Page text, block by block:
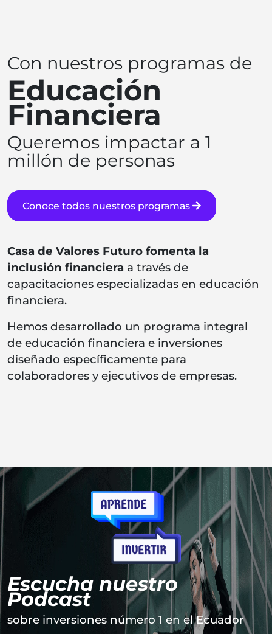
Con nuestros programas de
Educación
Financiera
Queremos impactar a 1
millón de personas
Conoce todos nuestros programas
Casa de Valores Futuro fomenta la
inclusión financiera a través de
capacitaciones especializadas en educación
financiera.
Hemos desarrollado un programa integral
de educación financiera e inversiones
diseñado específicamente para
colaboradores y ejecutivos de empresas.
Escucha nuestro
Podcast
sobre inversiones número 1 en el Ecuador